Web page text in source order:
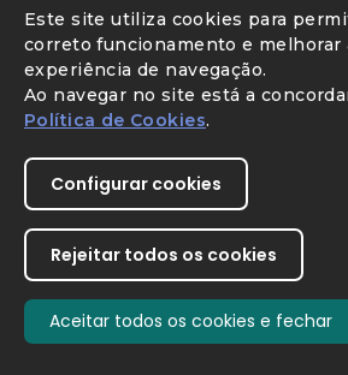
Este site utiliza cookies para
correto funcionamento e melhorar
experiência de navegação.
Ao navegar no site está a
Política de Cookies.
Configurar cookies
Rejeitar todos os cookies
Aceitar todos os cookies e fechar
Linha Internet Segura
Direção-Geral da EducaçãoYoutube